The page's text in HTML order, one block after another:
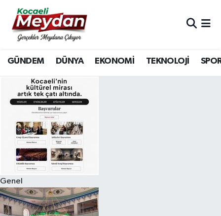
GÜNDEM DÜNYA EKONOMİ TEKNOLOJİ
Genel
Nöbetçi Eczaneler
Hava Durumu
Trafik Durumu
Süper Lig Puan Durumu ve Fikstür
Tüm Manşetler
Son Dakika Haberleri
Haber Arşivi